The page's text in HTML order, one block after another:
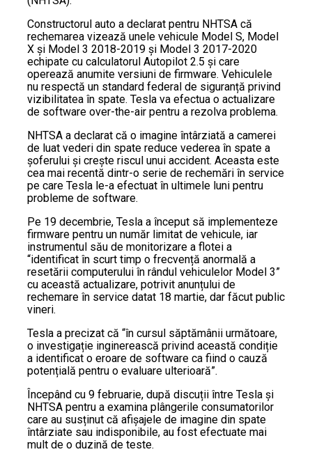
Constructorul auto a declarat pentru NHTSA că
rechemarea vizează unele vehicule Model S, Model
X și Model 3 2018-2019 și Model 3 2017-2020
echipate cu calculatorul Autopilot 2.5 și care
operează anumite versiuni de firmware. Vehiculele
nu respectă un standard federal de siguranță privind
vizibilitatea în spate. Tesla va efectua o actualizare
de software over-the-air pentru a rezolva problema.
NHTSA a declarat că o imagine întârziată a camerei
de luat vederi din spate reduce vederea în spate a
șoferului și crește riscul unui accident. Aceasta este
cea mai recentă dintr-o serie de rechemări în service
pe care Tesla le-a efectuat în ultimele luni pentru
probleme de software.
Pe 19 decembrie, Tesla a început să implementeze
firmware pentru un număr limitat de vehicule, iar
instrumentul său de monitorizare a flotei a
“identificat în scurt timp o frecvență anormală a
resetării computerului în rândul vehiculelor Model 3”
cu această actualizare, potrivit anunțului de
rechemare în service datat 18 martie, dar făcut public
vineri.
Tesla a precizat că “în cursul săptămânii următoare,
o investigație inginerească privind această condiție
a identificat o eroare de software ca fiind o cauză
potențială pentru o evaluare ulterioară”.
Începând cu 9 februarie, după discuții între Tesla și
NHTSA pentru a examina plângerile consumatorilor
care au susținut că afișajele de imagine din spate
întârziate sau indisponibile, au fost efectuate mai
mult de o duzină de teste.